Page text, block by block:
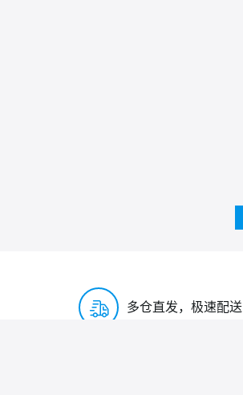
多仓直发，极速配送